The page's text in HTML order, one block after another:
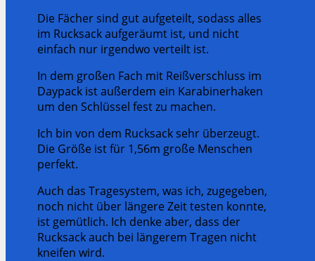
Die Fächer sind gut aufgeteilt, sodass alles
im Rucksack aufgeräumt ist, und nicht
einfach nur irgendwo verteilt ist.
In dem großen Fach mit Reißverschluss im
Daypack ist außerdem ein Karabinerhaken
um den Schlüssel fest zu machen.
Ich bin von dem Rucksack sehr überzeugt.
Die Größe ist für 1,56m große Menschen
perfekt.
Auch das Tragesystem, was ich, zugegeben,
noch nicht über längere Zeit testen konnte,
ist gemütlich. Ich denke aber, dass der
Rucksack auch bei längerem Tragen nicht
kneifen wird.